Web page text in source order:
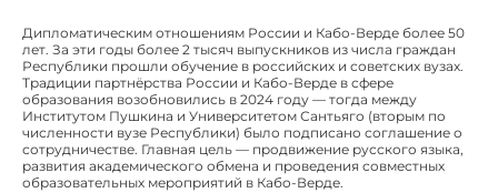
Дипломатическим отношениям России и Кабо-Верде более 50
лет. За эти годы более 2 тысяч выпускников из числа граждан
Республики прошли обучение в российских и советских вузах.
Традиции партнёрства России и Кабо-Верде в сфере
образования возобновились в 2024 году — тогда между
Институтом Пушкина и Университетом Сантьяго (вторым по
численности вузе Республики) было подписано соглашение о
сотрудничестве. Главная цель — продвижение русского языка,
развития академического обмена и проведения совместных
образовательных мероприятий в Кабо-Верде.